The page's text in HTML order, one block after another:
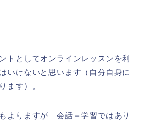
トとしてオンラインレッスンを利
いけないと思います（自分自身に
ます）。
よりますが 会話＝学習ではあり